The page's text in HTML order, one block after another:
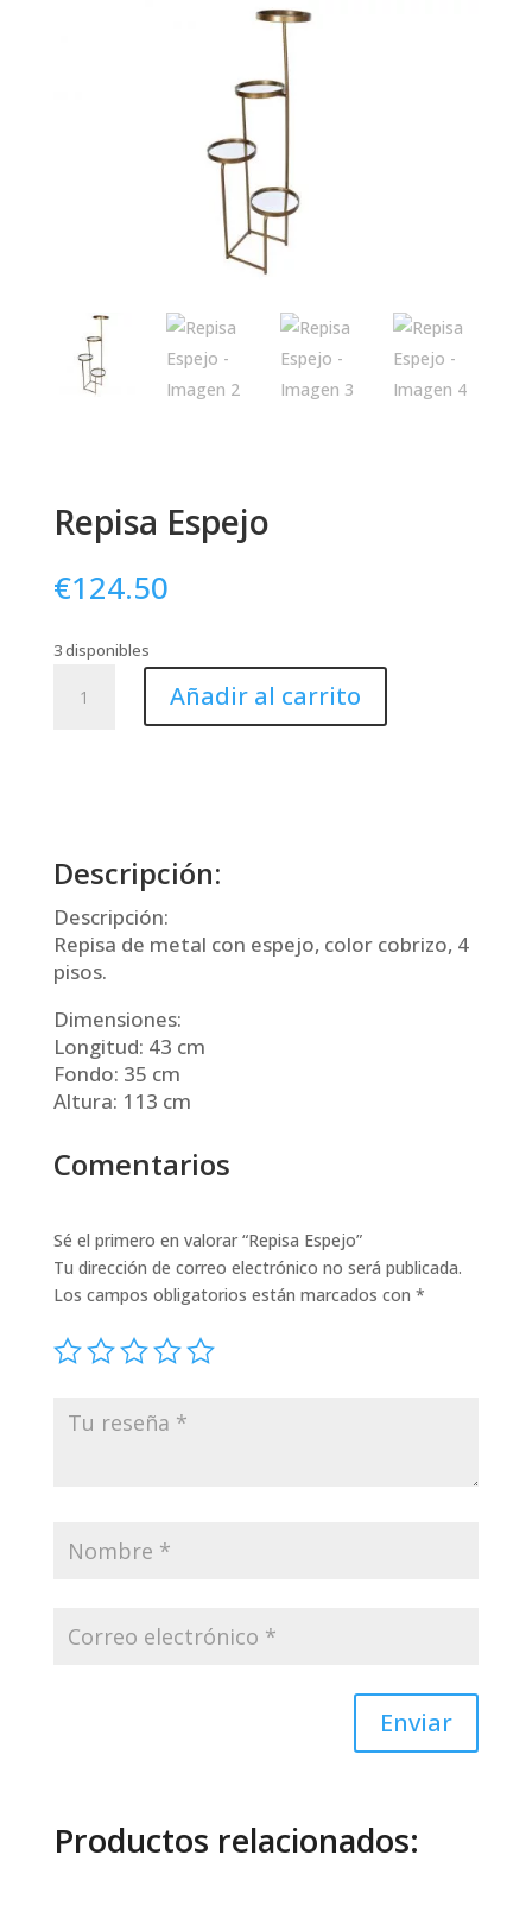
Repisa Espejo
€124.50
3 disponibles
Espejo
Añadir al carrito
Descripción:
Descripción:
Repisa de metal con espejo, color cobrizo, 4
pisos.
Dimensiones:
Longitud: 43 cm
Fondo: 35 cm
Altura: 113 cm
Comentarios
Sé el primero en valorar “Repisa Espejo”
Tu dirección de correo electrónico no será publicada.
Los campos obligatorios están marcados con *
Enviar
Productos relacionados: